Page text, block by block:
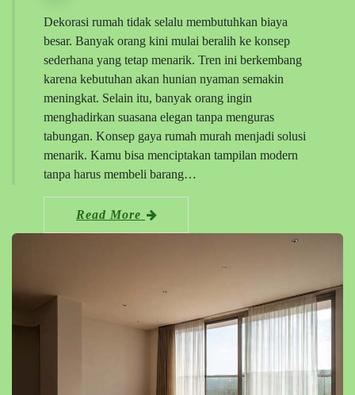
Dekorasi rumah tidak selalu membutuhkan biaya
besar. Banyak orang kini mulai beralih ke konsep
sederhana yang tetap menarik. Tren ini berkembang
karena kebutuhan akan hunian nyaman semakin
meningkat. Selain itu, banyak orang ingin
menghadirkan suasana elegan tanpa menguras
tabungan. Konsep gaya rumah murah menjadi solusi
menarik. Kamu bisa menciptakan tampilan modern
tanpa harus membeli barang…
Read More